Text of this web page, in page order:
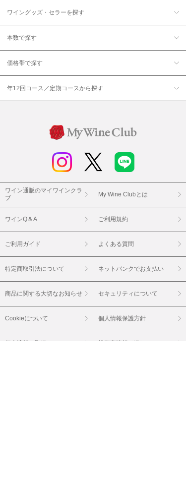
ワイングッズ・セラーを探す
本数で探す
価格帯で探す
年12回コース／定期コースから探す
ワイン通販のマイワインクラ
ブ
My Wine Clubとは
ワインQ＆A ご利用規約
ご利用ガイド よくある質問
特定商取引法について ネットバンクでお支払い
商品に関する大切なお知らせ セキュリティについて
Cookieについて 個人情報保護方針
個人情報の取扱い 投資家情報（IR）